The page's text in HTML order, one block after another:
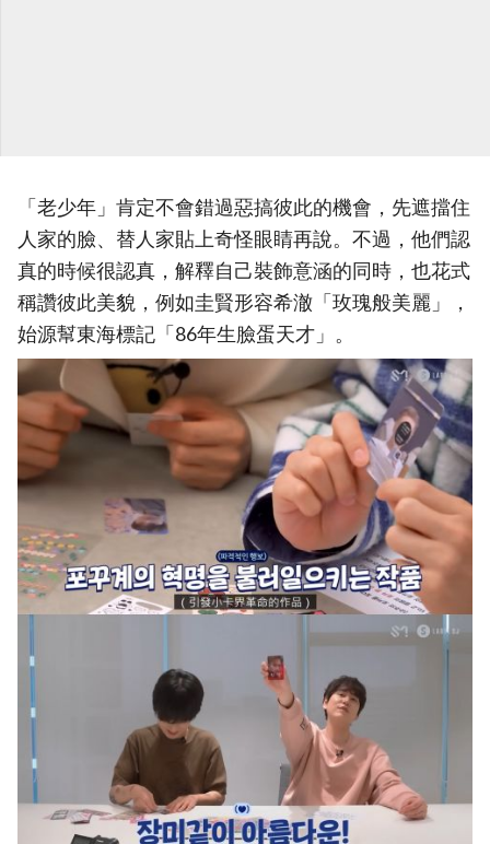
「老少年」肯定不會錯過惡搞彼此的機會，先遮擋住
人家的臉、替人家貼上奇怪眼睛再說。不過，他們認
真的時候很認真，解釋自己裝飾意涵的同時，也花式
稱讚彼此美貌，例如圭賢形容希澈「玫瑰般美麗」，
始源幫東海標記「86年生臉蛋天才」。